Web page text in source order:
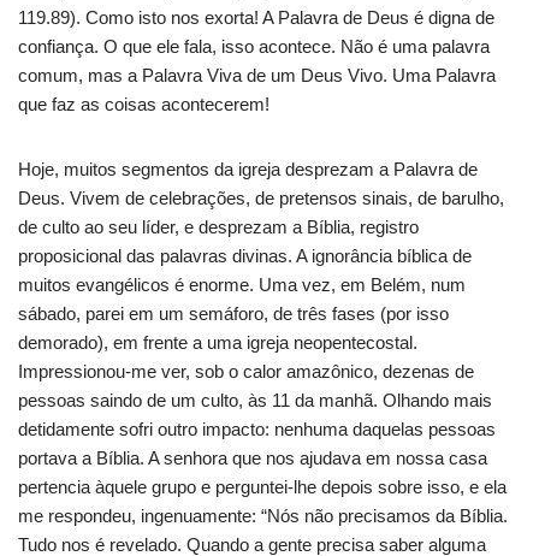
119.89). Como isto nos exorta! A Palavra de Deus é digna de
confiança. O que ele fala, isso acontece. Não é uma palavra
comum, mas a Palavra Viva de um Deus Vivo. Uma Palavra
que faz as coisas acontecerem!
Hoje, muitos segmentos da igreja desprezam a Palavra de
Deus. Vivem de celebrações, de pretensos sinais, de barulho,
de culto ao seu líder, e desprezam a Bíblia, registro
proposicional das palavras divinas. A ignorância bíblica de
muitos evangélicos é enorme. Uma vez, em Belém, num
sábado, parei em um semáforo, de três fases (por isso
demorado), em frente a uma igreja neopentecostal.
Impressionou-me ver, sob o calor amazônico, dezenas de
pessoas saindo de um culto, às 11 da manhã. Olhando mais
detidamente sofri outro impacto: nenhuma daquelas pessoas
portava a Bíblia. A senhora que nos ajudava em nossa casa
pertencia àquele grupo e perguntei-lhe depois sobre isso, e ela
me respondeu, ingenuamente: “Nós não precisamos da Bíblia.
Tudo nos é revelado. Quando a gente precisa saber alguma